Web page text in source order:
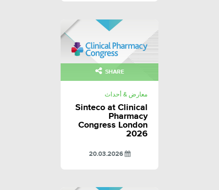
SHARE
معارض & أحداث
Sinteco at Clinical
Pharmacy
Congress London
2026
20.03.2026